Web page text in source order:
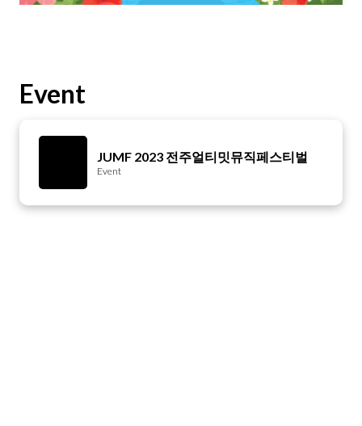
Event
JUMF 2023 전주얼티밋뮤직페스티벌
Event